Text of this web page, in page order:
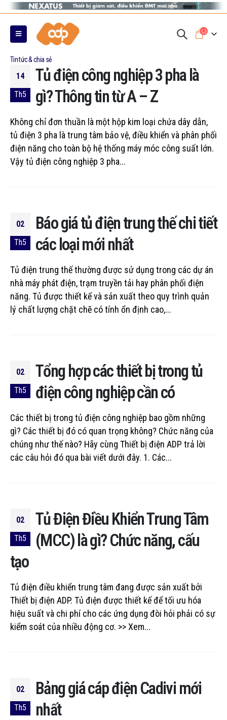
0
Tin tức & chia sẻ
14
Th5
Tủ điện công nghiệp 3 pha là
gì? Thông tin từ A – Z
Không chỉ đơn thuần là một hộp kim loại chứa dây dẫn,
tủ điện 3 pha là trung tâm bảo vệ, điều khiển và phân phối
điện năng cho toàn bộ hệ thống máy móc công suất lớn.
Vậy tủ điện công nghiệp 3 pha...
02
Th5
Báo giá tủ điện trung thế chi tiết
các loại mới nhất
Tủ điện trung thế thường được sử dụng trong các dự án
nhà máy phát điện, trạm truyền tải hay phân phối điện
năng. Tủ được thiết kế và sản xuất theo quy trình quản
lý chất lượng chặt chẽ có tính ổn định cao,...
02
Th5
Tổng hợp các thiết bị trong tủ
điện công nghiệp cần có
Các thiết bị trong tủ điện công nghiệp bao gồm những
gì? Các thiết bị đó có quan trọng không? Chức năng của
chúng như thế nào? Hãy cùng Thiết bị điện ADP trả lời
các câu hỏi đó qua bài viết dưới đây. 1. Các...
02
Th5
Tủ Điện Điều Khiển Trung Tâm
(MCC) là gì? Chức năng, cấu
tạo
Tủ điện điều khiển trung tâm đang được sản xuất bởi
Thiết bị điện ADP. Tủ điện được thiết kế để tối ưu hóa
hiệu suất và chi phí cho các ứng dụng đòi hỏi phải có sự
kiểm soát của nhiều động cơ. >> Xem...
02
Th5
Bảng giá cáp điện Cadivi mới
nhất